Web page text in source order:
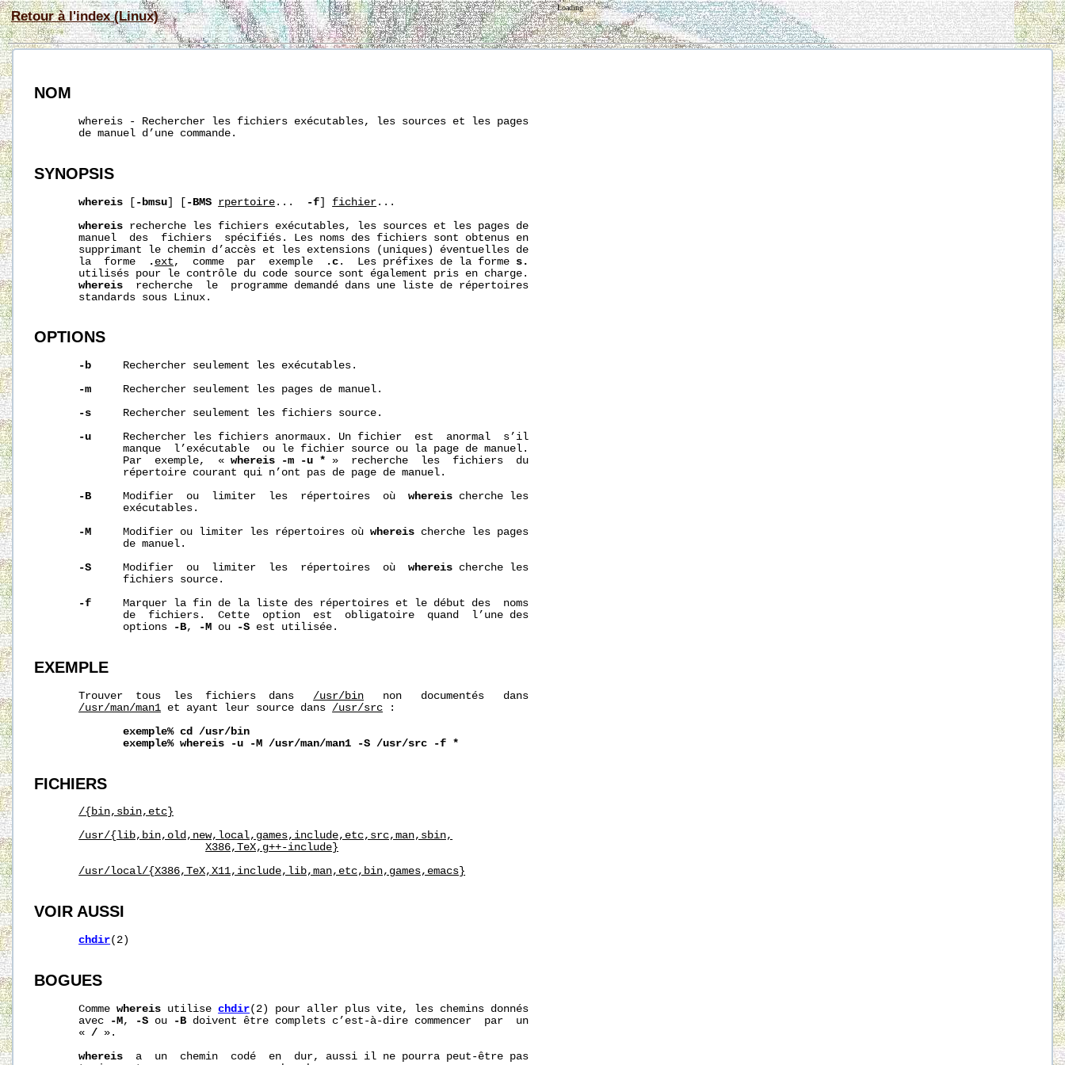
Retour à l'index (Linux)
Loading
NOM
       whereis - Rechercher les fichiers exécutables, les sources et les pages
       de manuel d’une commande.
SYNOPSIS
whereis [ -bmsu] [ -BMS rpertoire ... -f] fichier ...
whereis recherche les fichiers exécutables, les sources et les pages de
       manuel  des  fichiers  spécifiés. Les noms des fichiers sont obtenus en
       supprimant le chemin d’accès et les extensions (uniques) éventuelles de
       la  forme
. ext ,  comme  par  exemple .c .  Les préfixes de la forme s.
       utilisés pour le contrôle du code source sont également pris en charge.
whereis
  recherche  le  programme demandé dans une liste de répertoires
       standards sous Linux.
OPTIONS
-b
     Rechercher seulement les exécutables.
-m
     Rechercher seulement les pages de manuel.
-s
     Rechercher seulement les fichiers source.
-u
     Rechercher les fichiers anormaux. Un fichier  est  anormal  s’il
              manque  l’exécutable  ou le fichier source ou la page de manuel.
              Par  exemple,  «
whereis -m -u * »  recherche  les  fichiers  du
              répertoire courant qui n’ont pas de page de manuel.
-B
     Modifier  ou  limiter  les  répertoires  où
whereis cherche les
              exécutables.
-M
     Modifier ou limiter les répertoires où
whereis cherche les pages
              de manuel.
-S
     Modifier  ou  limiter  les  répertoires  où
whereis cherche les
              fichiers source.
-f
     Marquer la fin de la liste des répertoires et le début des  noms
              de  fichiers.  Cette  option  est  obligatoire  quand  l’une des
              options
-B, -M ou -S est utilisée.
EXEMPLE
       Trouver  tous  les  fichiers  dans
/usr/bin
   non   documentés   dans
/usr/man/man1 et ayant leur source dans /usr/src :
exemple% cd
/usr/bin
exemple% whereis -u -M /usr/man/man1 -S /usr/src -f *
FICHIERS
/{bin,sbin,etc}
/usr/{lib,bin,old,new,local,games,include,etc,src,man,sbin,
X386,TeX,g++-include}
/usr/local/{X386,TeX,X11,include,lib,man,etc,bin,games,emacs}
VOIR AUSSI
chdir(2)
BOGUES
       Comme
whereis utilise chdir(2) pour aller plus vite, les chemins donnés
       avec
-M, -S ou -B doivent être complets c’est-à-dire commencer  par  un
       «
/ ».
whereis
  a  un  chemin  codé  en  dur, aussi il ne pourra peut-être pas